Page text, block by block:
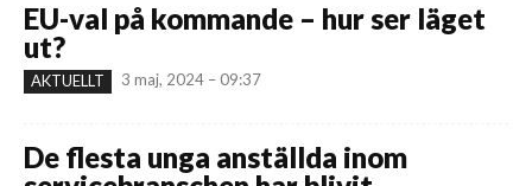
EU-val på kommande – hur ser läget
ut?
AKTUELLT 3 maj, 2024 – 09:37
De flesta unga anställda inom